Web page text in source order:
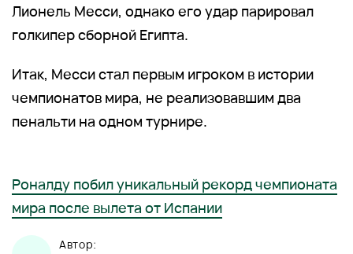
Лионель Месси, однако его удар парировал
голкипер сборной Египта.
Итак, Месси стал первым игроком в истории
чемпионатов мира, не реализовавшим два
пенальти на одном турнире.
Роналду побил уникальный рекорд чемпионата
мира после вылета от Испании
Автор: